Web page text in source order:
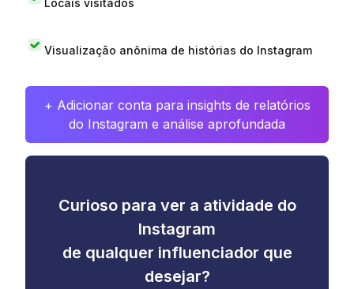
Visualização anônima de histórias do Instagram
+ Adicionar conta para insights de relatórios
do Instagram e análise aprofundada
Curioso para ver a atividade do
Instagram
de qualquer influenciador que
desejar?